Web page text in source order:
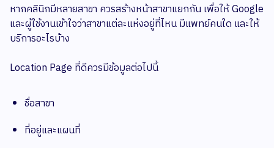
หากคลินิกมีหลายสาขา ควรสร้างหน้าสาขาแยกกัน เพื่อให้ Google
และผู้ใช้งานเข้าใจว่าสาขาแต่ละแห่งอยู่ที่ไหน มีแพทย์คนใด และให้
บริการอะไรบ้าง
Location Page ที่ดีควรมีข้อมูลต่อไปนี้
ชื่อสาขา
ที่อยู่และแผนที่